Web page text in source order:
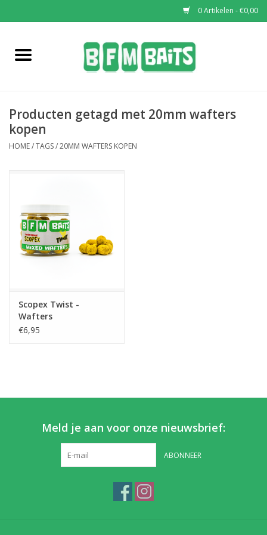
0 Artikelen - €0,00
Home
Pop-Ups
Bucket Deals
Bulk Deals
Nieuws
Producten getagd met 20mm wafters
kopen
HOME/TAGS/20MM WAFTERS KOPEN
Scopex Twist -
Wafters
€6,95
Meld je aan voor onze nieuwsbrief:
ABONNEER